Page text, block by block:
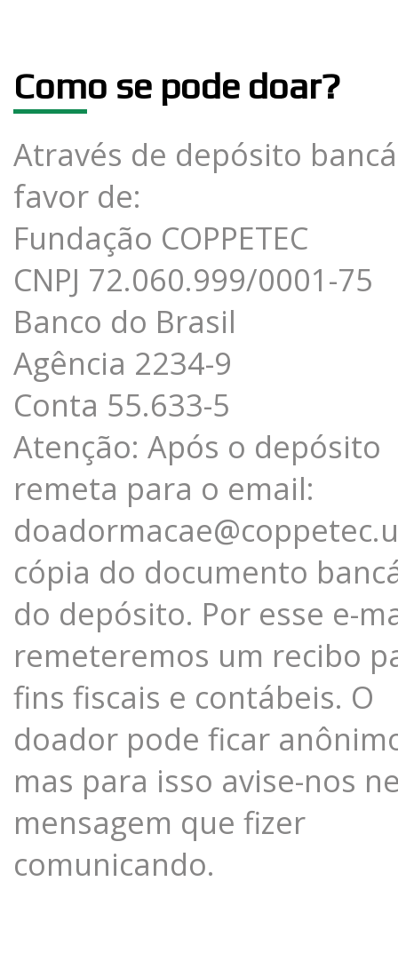
Como se pode doar?
Através de depósito
favor de:
Fundação COPPETEC
CNPJ 72.060.999/0001-75
Banco do Brasil
Agência 2234-9
Conta 55.633-5
Atenção: Após o depósito
remeta para o email:
cópia do documento
do depósito. Por esse e-
remeteremos um recibo
fins fiscais e contábeis. O
doador pode ficar
mas para isso avise-nos
mensagem que fizer
comunicando.